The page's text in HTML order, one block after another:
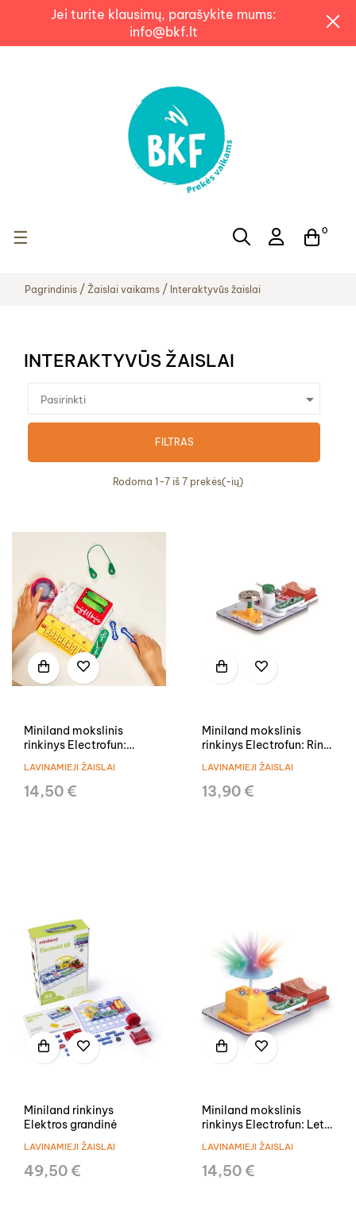
Jei turite klausimų, parašykite mums:
info@bkf.lt
Toggle navigation
☰ 0
Pagrindinis Žaislai vaikams Interaktyvūs žaislai
INTERAKTYVŪS ŽAISLAI
Pasirinkti 
FILTRAS
Rodoma 1-7 iš 7 prekės(-ių)
Miniland mokslinis
rinkinys Electrofun:
Music Keyboard
LAVINAMIEJI ŽAISLAI
14,50 €
Miniland mokslinis
rinkinys Electrofun: Ring
LAVINAMIEJI ŽAISLAI
13,90 €
Miniland rinkinys
Elektros grandinė
LAVINAMIEJI ŽAISLAI
49,50 €
Miniland mokslinis
rinkinys Electrofun: Let’s
LAVINAMIEJI ŽAISLAI
14,50 €